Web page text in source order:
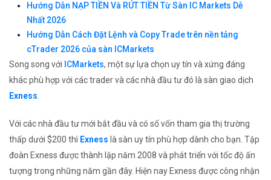
Hướng Dẫn NẠP TIỀN Và RÚT TIỀN Từ Sàn IC Markets Dễ
Nhất 2026
Hướng Dẫn Cách Đặt Lệnh và Copy Trade trên nền tảng
cTrader 2026 của sàn ICMarkets
Song song với ICMarkets, một sự lựa chọn uy tín và xứng đáng
khác phù hợp với các trader và các nhà đầu tư đó là sàn giao dịch
Exness
Với các nhà đầu tư mới bắt đầu và có số vốn tham gia thị trường
thấp dưới $200 thì Exness là sàn uy tín phù hợp dành cho bạn. Tập
đoàn Exness được thành lập năm 2008 và phát triển với tốc độ ấn
tượng trong những năm gần đây. Hiện nay Exness được công nhận